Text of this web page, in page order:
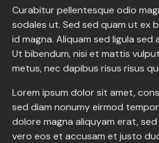
Curabitur pellentesque odio
sodales ut. Sed sed quam ut ex
id magna. Aliquam sed ligula
Ut bibendum, nisi et mattis
metus, nec dapibus risus risus
Lorem ipsum dolor sit amet,
sed diam nonumy eirmod
dolore magna aliquyam erat,
vero eos et accusam et justo